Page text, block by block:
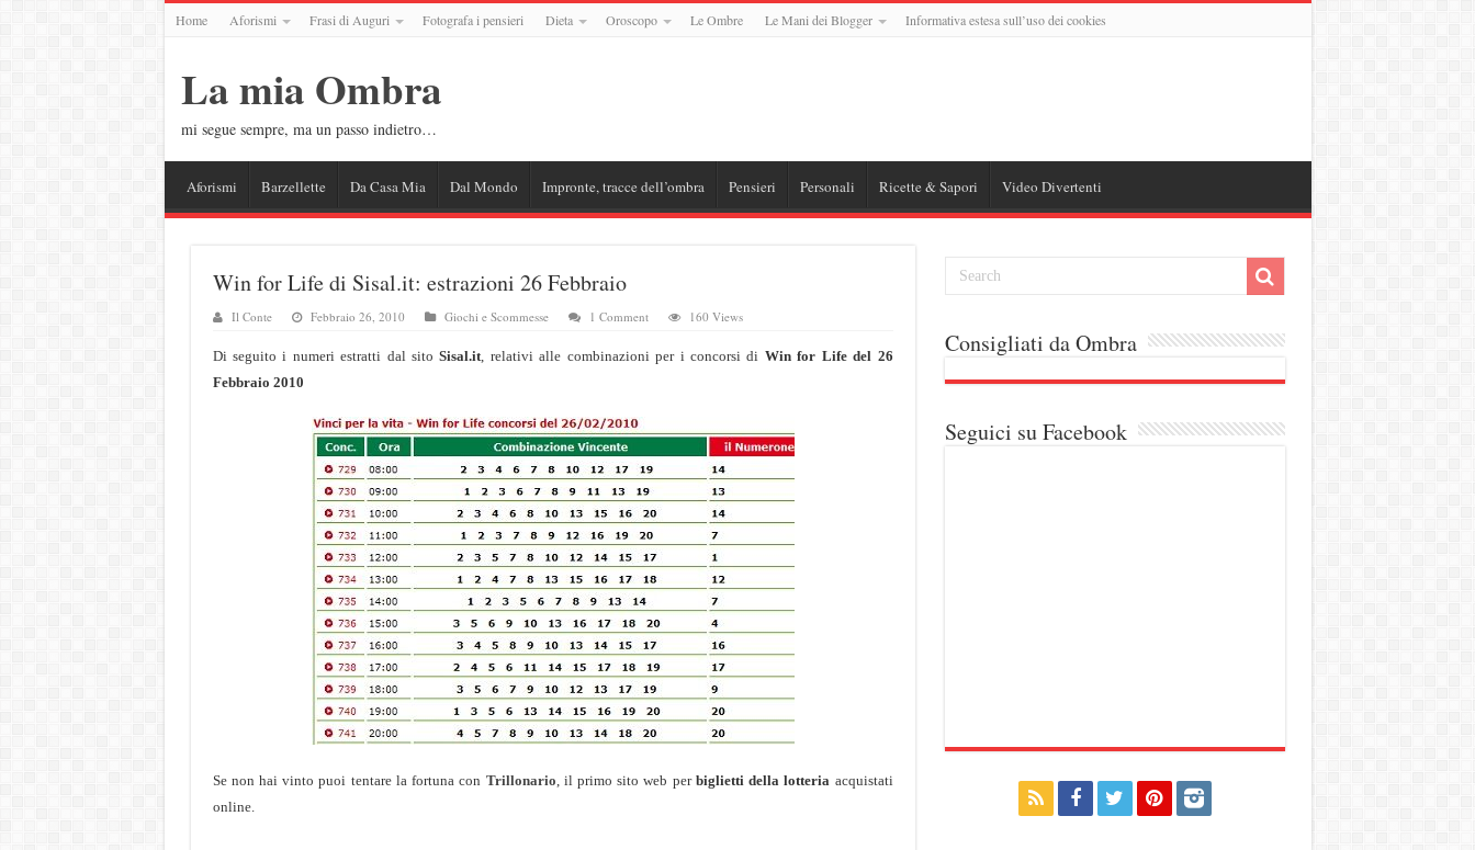
Home Aforismi Frasi di Auguri Fotografa i pensieri Dieta Oroscopo Le Ombre Le Mani dei Blogger Informativa estesa sull’uso dei cookies
La mia Ombra
mi segue sempre, ma un passo indietro…
Aforismi Barzellette Da Casa Mia Dal Mondo Impronte, tracce dell’ombra Pensieri Personali Ricette & Sapori Video Divertenti
Win for Life di Sisal.it: estrazioni 26 Febbraio
Il Conte Febbraio 26, 2010 Giochi e Scommesse 1 Comment 160 Views
Di seguito i numeri estratti dal sitoSisal.it, relativi alle combinazioni per i concorsi di Win for Life del 26
Febbraio 2010
Se non hai vinto puoi tentare la fortuna con Trillonario, il primo sito web per biglietti della lotteria acquistati
online.
Consigliati da Ombra
Seguici su Facebook